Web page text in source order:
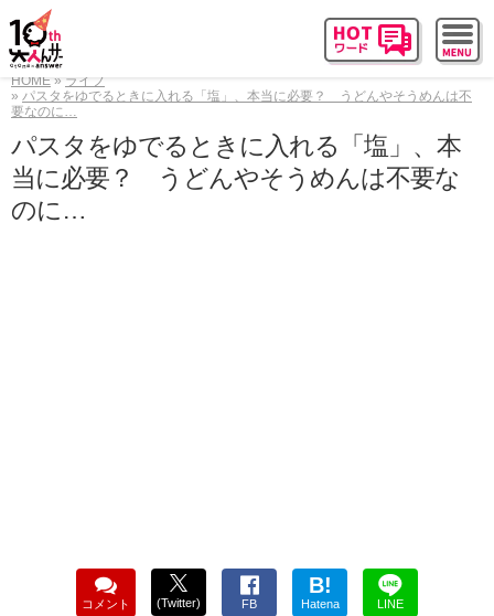
HOME
ライフ
パスタをゆでるときに入れる「塩」、本当に必要？ うどんやそうめんは不
要なのに…
パスタをゆでるときに入れる「塩」、本
当に必要？ うどんやそうめんは不要な
のに…
コメント (Twitter) FB
B!
Hatena LINE